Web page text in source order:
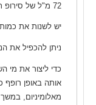
72 מ"ל של סירופ תירס
יש לשנות את
ניתן להכפיל את
כדי ליצור את מי
אותה באופן